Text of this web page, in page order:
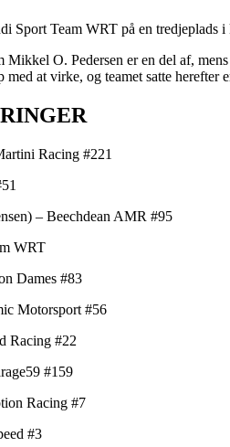
Team WRT på en tredjeplads
O. Pedersen er en del af,
at virke, og teamet satte herefter
Racing #221
– Beechdean AMR #95
WRT
Dames #83
Motorsport #56
Racing #22
#159
Racing #7
#3